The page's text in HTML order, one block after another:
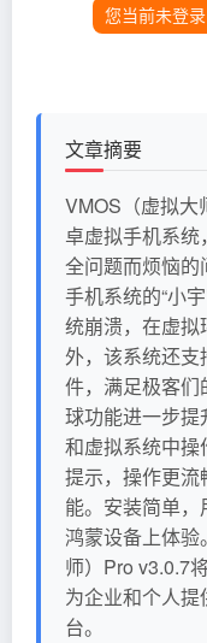
您当前未登
文章摘要
VMOS（虚拟大
卓虚拟手机系
全问题而烦恼
手机系统的“小
统崩溃，在虚
外，该系统还
件，满足极客
球功能进一步
和虚拟系统中
提示，操作更
能。安装简单
鸿蒙设备上体验
师）Pro v3.0.7
为企业和个人
台。